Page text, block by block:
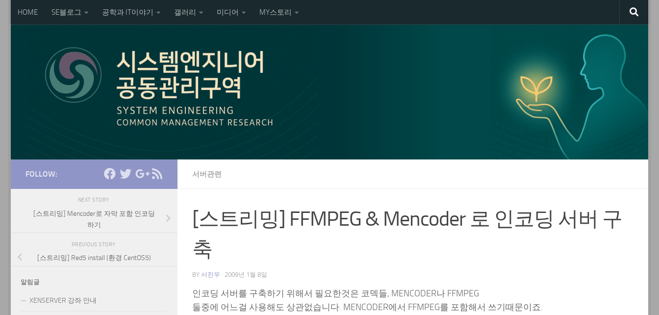
Skip to content
HOME SE블로그 공학과 IT이야기 갤러리 미디어 MY스토리
서버관련
[스트리밍] FFMPEG & Mencoder 로 인코딩 서버 구
축
BY 서진우 · 2009년 1월 8일
인코딩 서버를 구축하기 위해서 필요한것은 코덱들, MENCODER나 FFMPEG
둘중에 어느걸 사용해도 상관없습니다. MENCODER에서 FFMPEG를 포함해서 쓰기때문이죠.
FOLLOW:
NEXT STORY
[스트리밍] Mencoder로 자막 포함 인코딩
하기
PREVIOUS STORY
[스트리밍] Red5 install (환경 CentOS5)
알림글
XENSERVER 강좌 안내